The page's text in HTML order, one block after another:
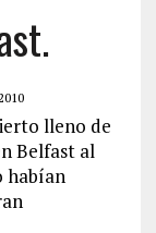
lleno de
Belfast al
habían